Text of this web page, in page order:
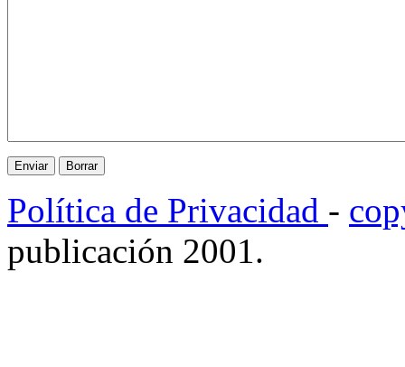
Política de Privacidad -
publicación 2001.